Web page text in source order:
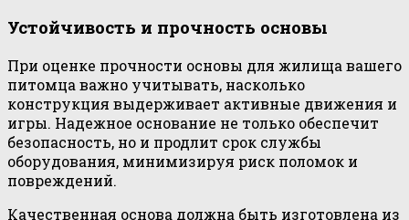
Устойчивость и прочность основы
При оценке прочности основы для жилища вашего
питомца важно учитывать, насколько
конструкция выдерживает активные движения и
игры. Надежное основание не только обеспечит
безопасность, но и продлит срок службы
оборудования, минимизируя риск поломок и
повреждений.
Качественная основа должна быть изготовлена из